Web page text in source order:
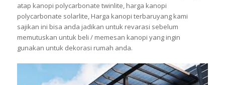
atap kanopi polycarbonate twinlite, harga kanopi
polycarbonate solarlite, Harga kanopi terbaruyang kami
sajikan ini bisa anda jadikan untuk revarasi sebelum
memutuskan untuk beli / memesan kanopi yang ingin
gunakan untuk dekorasi rumah anda.